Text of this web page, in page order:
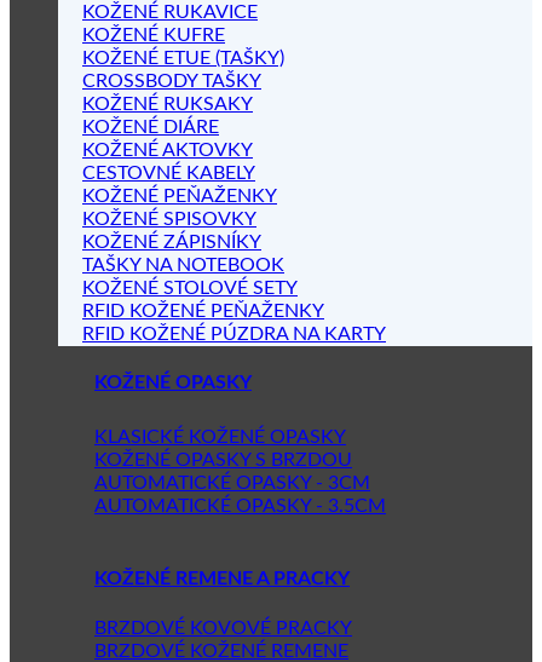
KOŽENÉ RUKAVICE
KOŽENÉ KUFRE
KOŽENÉ ETUE (TAŠKY)
CROSSBODY TAŠKY
KOŽENÉ RUKSAKY
KOŽENÉ DIÁRE
KOŽENÉ AKTOVKY
CESTOVNÉ KABELY
KOŽENÉ PEŇAŽENKY
KOŽENÉ SPISOVKY
KOŽENÉ ZÁPISNÍKY
TAŠKY NA NOTEBOOK
KOŽENÉ STOLOVÉ SETY
RFID KOŽENÉ PEŇAŽENKY
RFID KOŽENÉ PÚZDRA NA KARTY
KOŽENÉ OPASKY
KLASICKÉ KOŽENÉ OPASKY
KOŽENÉ OPASKY S BRZDOU
AUTOMATICKÉ OPASKY - 3CM
AUTOMATICKÉ OPASKY - 3.5CM
KOŽENÉ REMENE A PRACKY
BRZDOVÉ KOVOVÉ PRACKY
BRZDOVÉ KOŽENÉ REMENE